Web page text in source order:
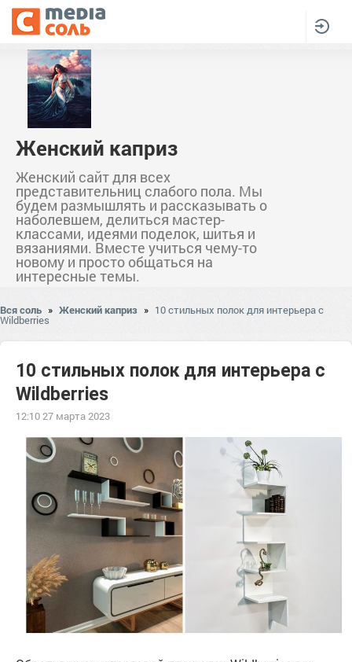
Женский каприз
Женский сайт для всех
представительниц слабого пола. Мы
будем размышлять и рассказывать о
наболевшем, делиться мастер-
классами, идеями поделок, шитья и
вязаниями. Вместе учиться чему-то
новому и просто общаться на
интересные темы.
Вся соль » Женский каприз » 10 стильных полок для интерьера с
Wildberries
10 стильных полок для интерьера с
Wildberries
12:10 27 марта 2023